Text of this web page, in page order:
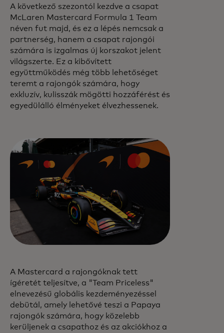
A következő szezontól kezdve a csapat
McLaren Mastercard Formula 1 Team
néven fut majd, és ez a lépés nemcsak a
partnerség, hanem a csapat rajongói
számára is izgalmas új korszakot jelent
világszerte. Ez a kibővített
együttműködés még több lehetőséget
teremt a rajongók számára, hogy
exkluzív, kulisszák mögötti hozzáférést és
egyedülálló élményeket élvezhessenek.
A Mastercard a rajongóknak tett
ígéretét teljesítve, a "Team Priceless"
elnevezésű globális kezdeményezéssel
debütál, amely lehetővé teszi a Papaya
rajongók számára, hogy közelebb
kerüljenek a csapathoz és az akciókhoz a